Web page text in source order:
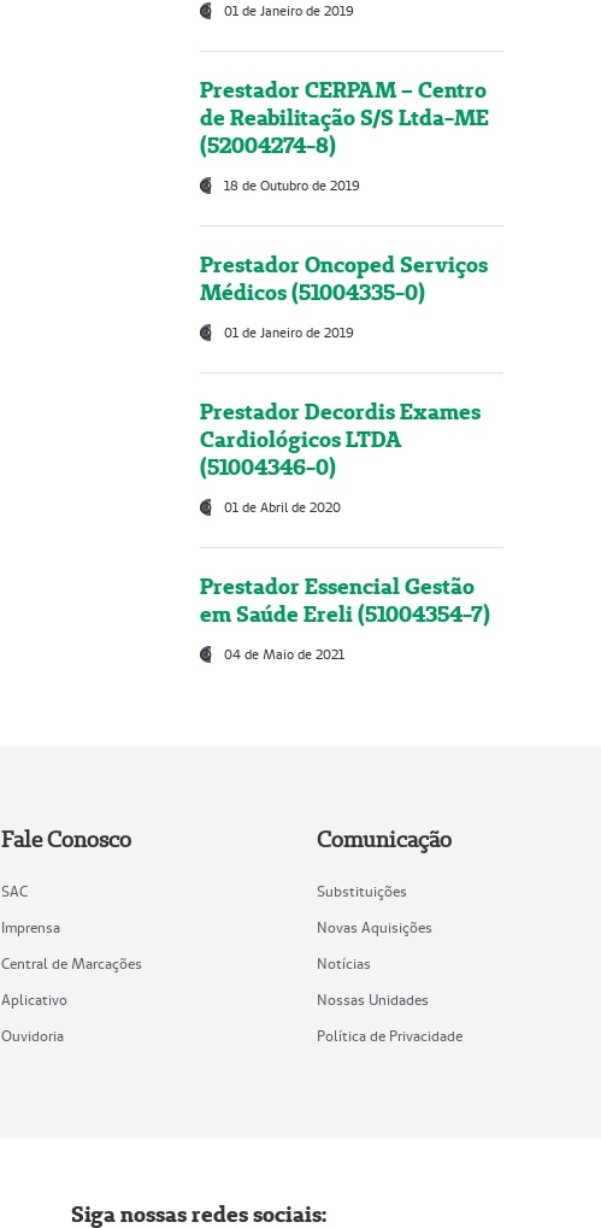
01 de Janeiro de 2019
Prestador CERPAM – Centro
de Reabilitação S/S Ltda-ME
(52004274-8)
18 de Outubro de 2019
Prestador Oncoped Serviços
Médicos (51004335-0)
01 de Janeiro de 2019
Prestador Decordis Exames
Cardiológicos LTDA
(51004346-0)
01 de Abril de 2020
Prestador Essencial Gestão
em Saúde Ereli (51004354-7)
04 de Maio de 2021
Fale Conosco
SAC
Imprensa
Central de Marcações
Aplicativo
Ouvidoria
Comunicação
Substituições
Novas Aquisições
Notícias
Nossas Unidades
Política de Privacidade
Siga nossas redes sociais: